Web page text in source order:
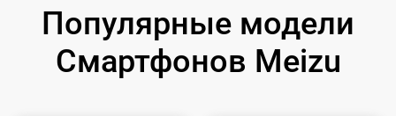
Популярные модели
Смартфонов Meizu